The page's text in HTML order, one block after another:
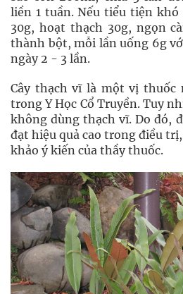
liền 1 tuần. Nếu tiểu tiện
30g, hoạt thạch 30g, ngọn
thành bột, mỗi lần uống 6g
ngày 2 - 3 lần.
Cây thạch vĩ là một vị thuốc
trong Y Học Cổ Truyền. Tuy
không dùng thạch vĩ. Do đó,
đạt hiệu quả cao trong điều
khảo ý kiến của thầy thuốc.